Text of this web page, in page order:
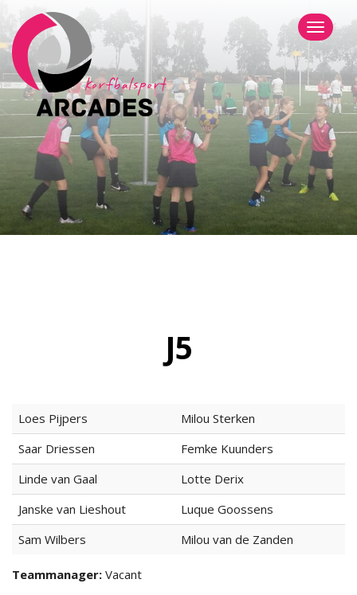
Menu
J5
Loes Pijpers
Milou Sterken
Saar Driessen
Femke Kuunders
Linde van Gaal
Lotte Derix
Janske van Lieshout
Luque Goossens
Sam Wilbers
Milou van de Zanden
Teammanager: Vacant